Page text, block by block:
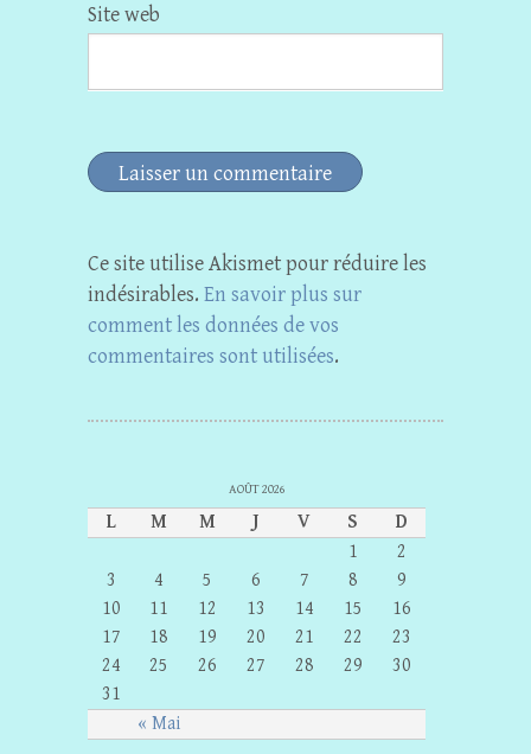
Site web
Ce site utilise Akismet pour réduire les
indésirables. En savoir plus sur
comment les données de vos
commentaires sont utilisées.
AOÛT 2026
L M M J V S D
« Mai
1
2
3
4 5 6 7 8
9
10
11 12 13 14 15
16
17
18 19 20 21 22
23
24
25 26 27 28 29
30
31